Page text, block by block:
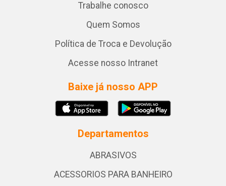
Trabalhe conosco
Quem Somos
Política de Troca e Devolução
Acesse nosso Intranet
Baixe já nosso APP
Departamentos
ABRASIVOS
ACESSORIOS PARA BANHEIRO